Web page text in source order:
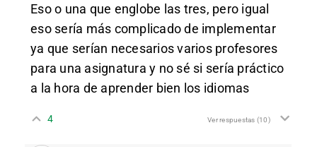
Eso o una que englobe las tres, pero igual
eso sería más complicado de implementar
ya que serían necesarios varios profesores
para una asignatura y no sé si sería práctico
a la hora de aprender bien los idiomas
4 Ver respuestas (10)